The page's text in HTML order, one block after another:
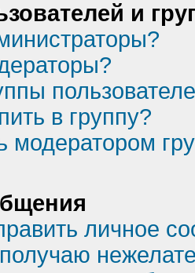
и
в группу?
модератором
личное